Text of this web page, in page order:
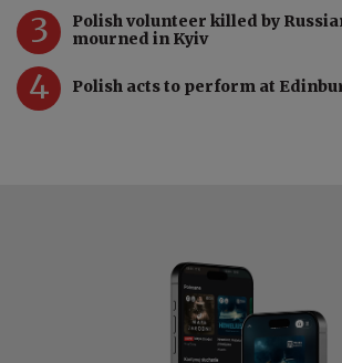
3
Polish volunteer killed by
mourned in Kyiv
4 Polish acts to perform at